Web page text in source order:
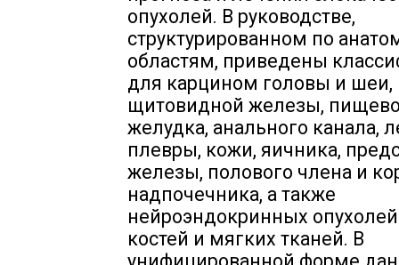
опухолей. В руководстве,
структурированном по
областям, приведены
для карцином головы и шеи,
щитовидной железы,
желудка, анального канала,
плевры, кожи, яичника,
железы, полового члена и
надпочечника, а также
нейроэндокринных
костей и мягких тканей. В